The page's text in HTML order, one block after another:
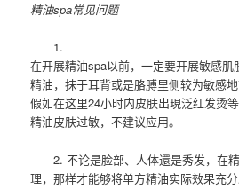
精油spa常见问题
1.
在开展精油spa以前，一定要开展敏感
精油，抹于耳背或是胳膊里侧较为敏感
假如在这里24小时内皮肤出現泛红发烫
精油皮肤过敏，不建议应用。
2. 不论是脸部、人体還是秀发，在
理，那样才能够将单方精油实际效果充分